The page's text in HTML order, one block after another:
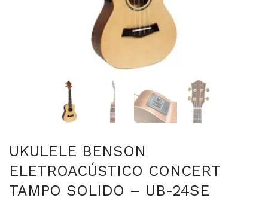
UKULELE BENSON
ELETROACÚSTICO CONCERT
TAMPO SOLIDO – UB-24SE